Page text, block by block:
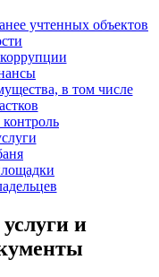
учтенных объектов
в том числе
и